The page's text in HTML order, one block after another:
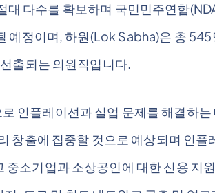
다수를 확보하며 국민민주연합
예정이며, 하원(Lok Sabha)은 총 545
출되는 의원직입니다.
인플레이션과 실업 문제를 해결하
창출에 집중할 것으로 예상되며 인
중소기업과 소상공인에 대한 신용 지